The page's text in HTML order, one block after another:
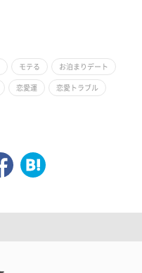
モテる お泊まりデート
恋愛運 恋愛トラブル